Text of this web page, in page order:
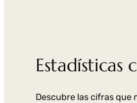
Estadísticas
Descubre las cifras que